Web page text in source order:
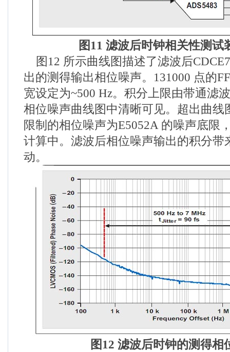
图 11 滤波后时钟相关性测试
图12 所示曲线图描述了滤波后
出的测得输出相位噪声。131000 点的
宽设定为~500 Hz。积分上限由带通滤
相位噪声曲线图中清晰可见。超出曲线
限制的相位噪声为E5052A 的噪声底限
计算中。滤波后相位噪声输出的积分带
动。
图 12 滤波后时钟的测得相